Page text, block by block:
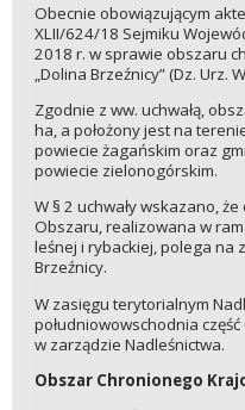
Obecnie obowiązującym
XLII/624/18 Sejmiku
2018 r. w sprawie obszaru
„Dolina Brzeźnicy” (Dz. Urz.
Zgodnie z ww. uchwałą,
ha, a położony jest na
powiecie żagańskim oraz
powiecie zielonogórskim.
W § 2 uchwały wskazano,
Obszaru, realizowana w
leśnej i rybackiej, polega na
Brzeźnicy.
W zasięgu terytorialnym
południowowschodnia
w zarządzie Nadleśnictwa.
Obszar Chronionego